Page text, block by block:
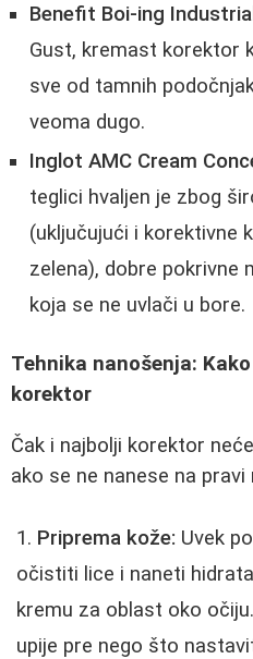
Benefit Boi-ing
Gust, kremast korektor
sve od tamnih
veoma dugo.
Inglot AMC Cream
teglici hvaljen je zbog
(uključujući i korektivne
zelena), dobre
koja se ne uvlači u bore.
Tehnika nanošenja:
korektor
Čak i najbolji korektor
ako se ne nanese na pravi
Priprema kože: Uvek
očistiti lice i naneti
kremu za oblast oko
upije pre nego što